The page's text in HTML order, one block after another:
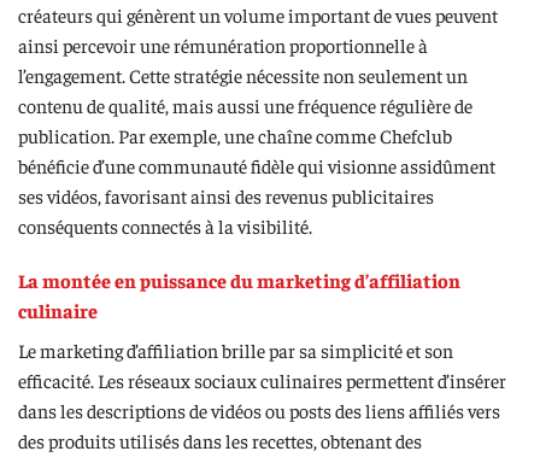
créateurs qui génèrent un volume important de vues peuvent
ainsi percevoir une rémunération proportionnelle à
l’engagement. Cette stratégie nécessite non seulement un
contenu de qualité, mais aussi une fréquence régulière de
publication. Par exemple, une chaîne comme Chefclub
bénéficie d’une communauté fidèle qui visionne assidûment
ses vidéos, favorisant ainsi des revenus publicitaires
conséquents connectés à la visibilité.
La montée en puissance du marketing d’affiliation
culinaire
Le marketing d’affiliation brille par sa simplicité et son
efficacité. Les réseaux sociaux culinaires permettent d’insérer
dans les descriptions de vidéos ou posts des liens affiliés vers
des produits utilisés dans les recettes, obtenant des